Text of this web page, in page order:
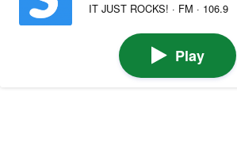
IT JUST ROCKS! · FM · 106.9
Play